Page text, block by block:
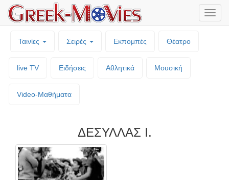
Ταινίες Σειρές Εκπομπές Θέατρο
live TV Ειδήσεις Αθλητικά Μουσική
Video-Mαθήματα
ΔΕΣΥΛΛΑΣ Ι.